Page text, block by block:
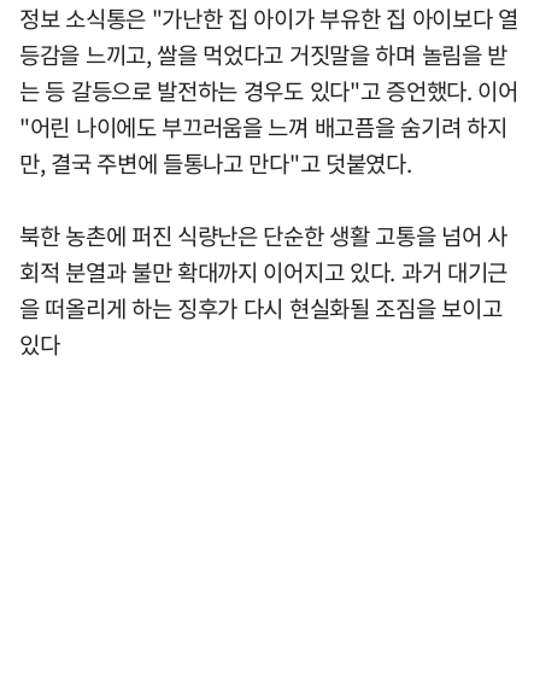
정보 소식통은 "가난한 집 아이가 부유한 집 아이보다 열
등감을 느끼고, 쌀을 먹었다고 거짓말을 하며 놀림을 받
는 등 갈등으로 발전하는 경우도 있다"고 증언했다. 이어
"어린 나이에도 부끄러움을 느껴 배고픔을 숨기려 하지
만, 결국 주변에 들통나고 만다"고 덧붙였다.
북한 농촌에 퍼진 식량난은 단순한 생활 고통을 넘어 사
회적 분열과 불만 확대까지 이어지고 있다. 과거 대기근
을 떠올리게 하는 징후가 다시 현실화될 조짐을 보이고
있다